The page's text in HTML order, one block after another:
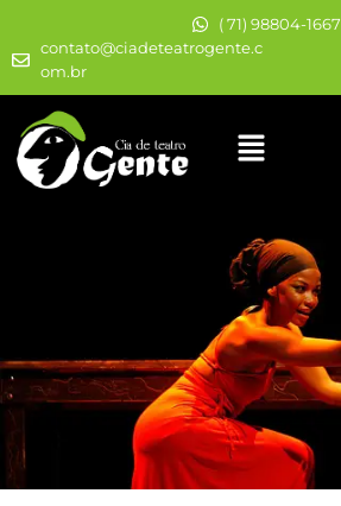
( 71) 98804-1667
contato@ciadeteatrogente.c
om.br